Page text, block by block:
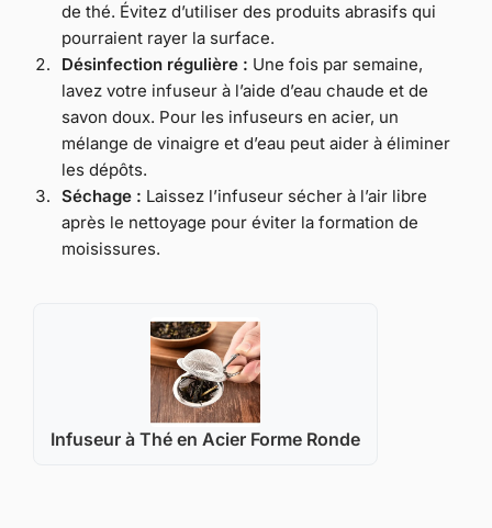
de thé. Évitez d’utiliser des produits abrasifs qui
pourraient rayer la surface.
Désinfection régulière : Une fois par semaine,
lavez votre infuseur à l’aide d’eau chaude et de
savon doux. Pour les infuseurs en acier, un
mélange de vinaigre et d’eau peut aider à éliminer
les dépôts.
Séchage : Laissez l’infuseur sécher à l’air libre
après le nettoyage pour éviter la formation de
moisissures.
Infuseur à Thé en Acier Forme Ronde